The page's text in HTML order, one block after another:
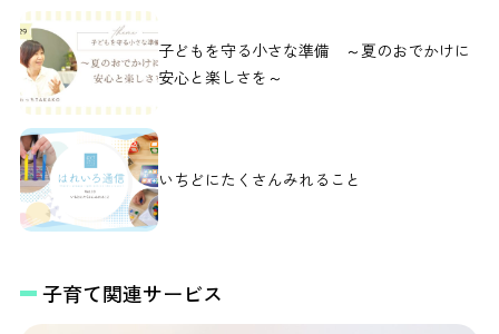
子どもを守る小さな準備 ～夏のおでかけに
安心と楽しさを～
いちどにたくさんみれること
子育て関連サービス